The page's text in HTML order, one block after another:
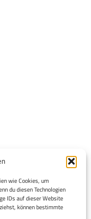
wie Cookies, um
du diesen Technologien
IDs auf dieser Website
können bestimmte